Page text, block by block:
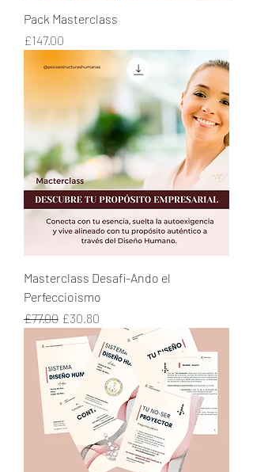
Pack Masterclass
Price
£147.00
Masterclass Desafi-Ando el
Perfeccioismo
Regular Price
£77.00 Sale Price
£30.80